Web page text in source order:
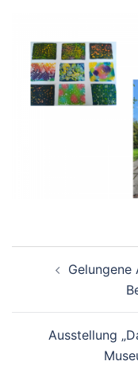
Navigation
Ausstellung